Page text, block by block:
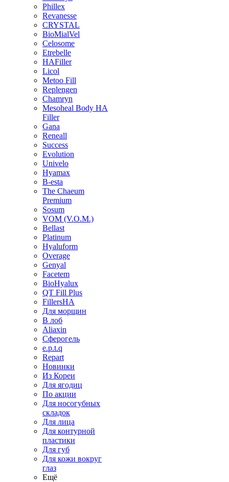
Phillex
Revanesse
CRYSTAL
BioMialVel
Celosome
Etrebelle
HAFiller
Licol
Metoo Fill
Replengen
Chamryn
Mesoheal Body HA
Filler
Gana
Reneall
Success
Evolution
Univelo
Hyamax
B-esta
The Chaeum
Premium
Sosum
VOM (V.O.M.)
Bellast
Platinum
Hyaluform
Overage
Genyal
Facetem
BioHyalux
QT Fill Plus
FillersHA
Для морщин
В лоб
Aliaxin
Сферогель
e.p.t.q
Repart
Новинки
Из Кореи
Для ягодиц
По акции
Для носогубных
складок
Для лица
Для контурной
пластики
Для губ
Для кожи вокруг
глаз
Ещё